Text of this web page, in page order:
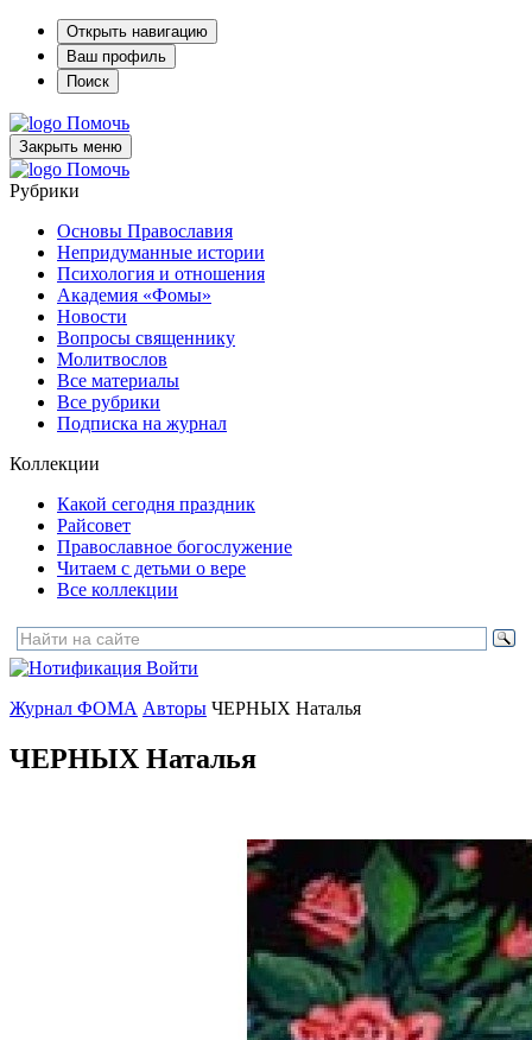
Открыть навигацию
Ваш профиль
Поиск
Помочь
Закрыть меню
Помочь
Рубрики
Основы Православия
Непридуманные истории
Психология и отношения
Академия «Фомы»
Новости
Вопросы священнику
Молитвослов
Все материалы
Все рубрики
Подписка на журнал
Коллекции
Какой сегодня праздник
Райсовет
Православное богослужение
Читаем с детьми о вере
Все коллекции
Войти
Журнал ФОМА Авторы ЧЕРНЫХ Наталья
ЧЕРНЫХ Наталья